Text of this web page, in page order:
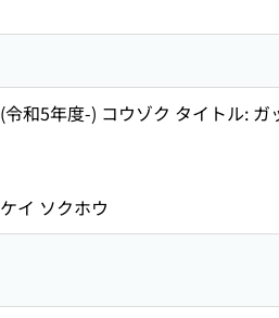
和5年度-) コウゾク タイトル:
イ ソクホウ